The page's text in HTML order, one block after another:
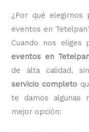
¿Por qué elegirnos
eventos en
Cuando nos eliges
eventos en
de alta calidad,
servicio completo
te damos algunas
mejor opción: